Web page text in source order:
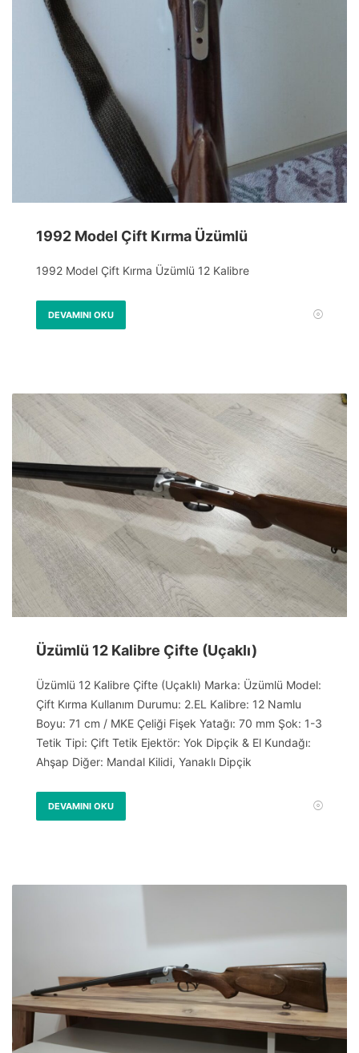
1992 Model Çift Kırma Üzümlü
1992 Model Çift Kırma Üzümlü 12 Kalibre
DEVAMINI OKU
Üzümlü 12 Kalibre Çifte (Uçaklı)
Üzümlü 12 Kalibre Çifte (Uçaklı) Marka: Üzümlü Model:
Çift Kırma Kullanım Durumu: 2.EL Kalibre: 12 Namlu
Boyu: 71 cm / MKE Çeliği Fişek Yatağı: 70 mm Şok: 1-3
Tetik Tipi: Çift Tetik Ejektör: Yok Dipçik & El Kundağı:
Ahşap Diğer: Mandal Kilidi, Yanaklı Dipçik
DEVAMINI OKU